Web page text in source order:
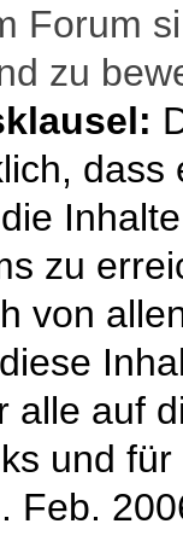
Forum
zu
zu
von
alle auf
und
Feb.